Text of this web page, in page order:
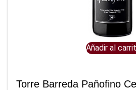
Añadir al
Torre Barreda Pañofino